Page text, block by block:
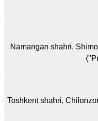
Namangan shahri,
Toshkent shahri,